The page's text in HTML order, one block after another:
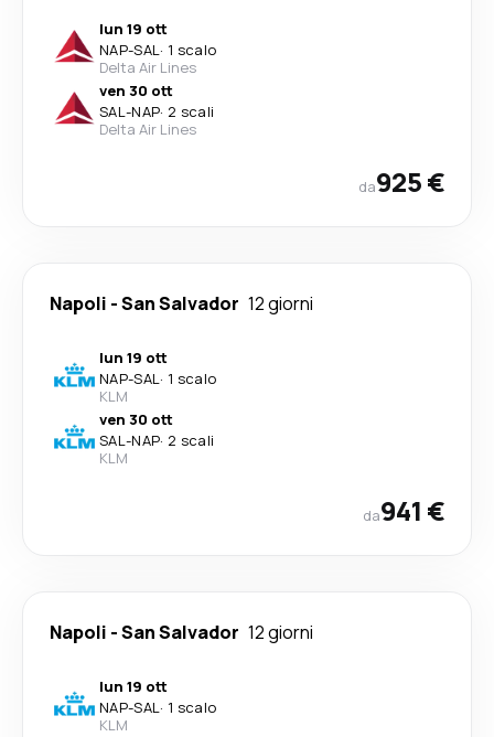
lun 19 ott
NAP-SAL· 1 scalo
Delta Air Lines
ven 30 ott
SAL-NAP· 2 scali
Delta Air Lines
da925 €
Napoli -San Salvador 12 giorni
lun 19 ott
NAP-SAL· 1 scalo
KLM
ven 30 ott
SAL-NAP· 2 scali
KLM
da941 €
Napoli -San Salvador 12 giorni
lun 19 ott
NAP-SAL· 1 scalo
KLM